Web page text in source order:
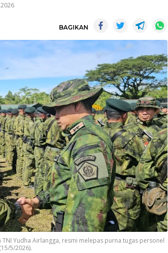
BAGIKAN
Yudha Airlangga, resmi melepas purna tugas personel
5/2026).